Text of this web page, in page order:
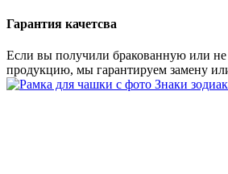
Гарантия качетсва
Если вы получили бракованную или не
продукцию, мы гарантируем замену